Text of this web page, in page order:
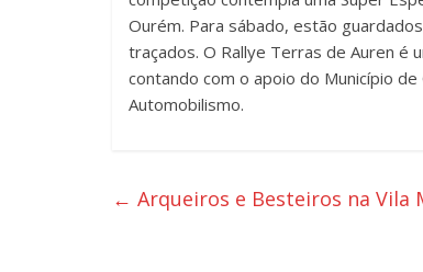
Ourém. Para sábado, estão
traçados. O Rallye Terras de Auren é
contando com o apoio do Município
Automobilismo.
← Arqueiros e Besteiros na Vila